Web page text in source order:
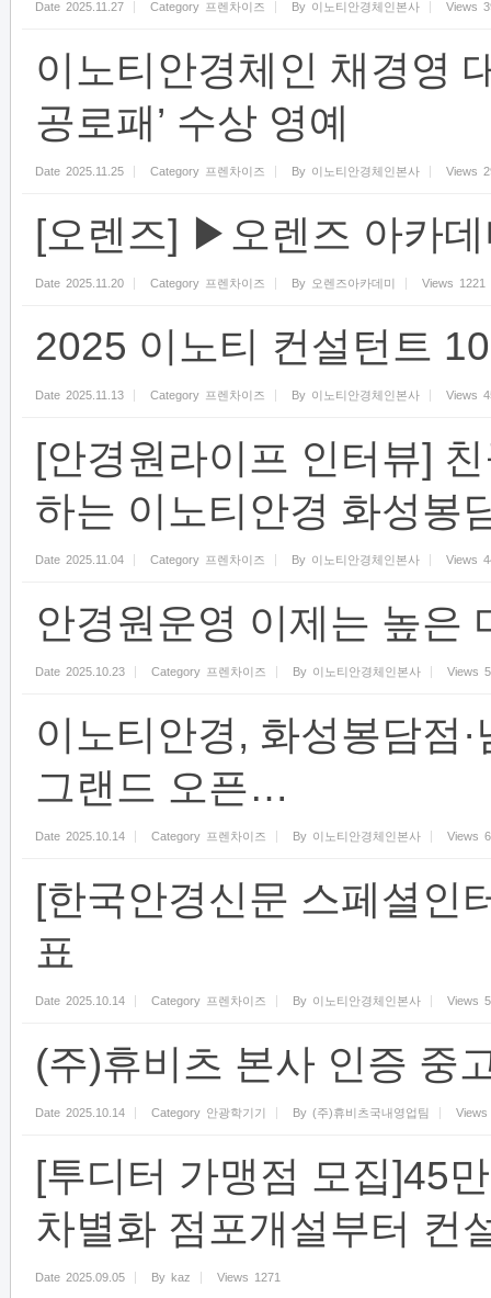
Date 2025.11.27 Category 프렌차이즈 By 이노티안경체인본사 Views
이노티안경체인 채경영
공로패’ 수상 영예
Date 2025.11.25 Category 프렌차이즈 By 이노티안경체인본사 Views
[오렌즈] ▶오렌즈 아카
Date 2025.11.20 Category 프렌차이즈 By 오렌즈아카데미 Views 1221
2025 이노티 컨설턴트
Date 2025.11.13 Category 프렌차이즈 By 이노티안경체인본사 Views
[안경원라이프 인터뷰]
하는 이노티안경 화성봉
Date 2025.11.04 Category 프렌차이즈 By 이노티안경체인본사 Views
안경원운영 이제는 높은
Date 2025.10.23 Category 프렌차이즈 By 이노티안경체인본사 Views
이노티안경, 화성봉담점
그랜드 오픈…
Date 2025.10.14 Category 프렌차이즈 By 이노티안경체인본사 Views
[한국안경신문 스페셜인
표
Date 2025.10.14 Category 프렌차이즈 By 이노티안경체인본사 Views
(주)휴비츠 본사 인증 중
Date 2025.10.14 Category 안광학기기 By (주)휴비츠국내영업팀 Views
[투디터 가맹점 모집]45
차별화 점포개설부터 컨
Date 2025.09.05 By kaz Views 1271